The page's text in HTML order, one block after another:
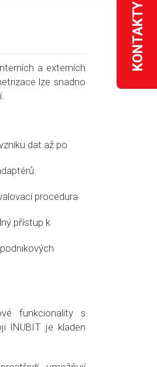
a externích
lze snadno
dat až po
procedura
přístup k
funkcionality s
INUBIT je kladen
KONTAKTY